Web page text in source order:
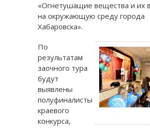
«Огнетушащие вещества и их
на окружающую среду города
Хабаровска».
По
результатам
заочного тура
будут
выявлены
полуфиналисты
краевого
конкурса,